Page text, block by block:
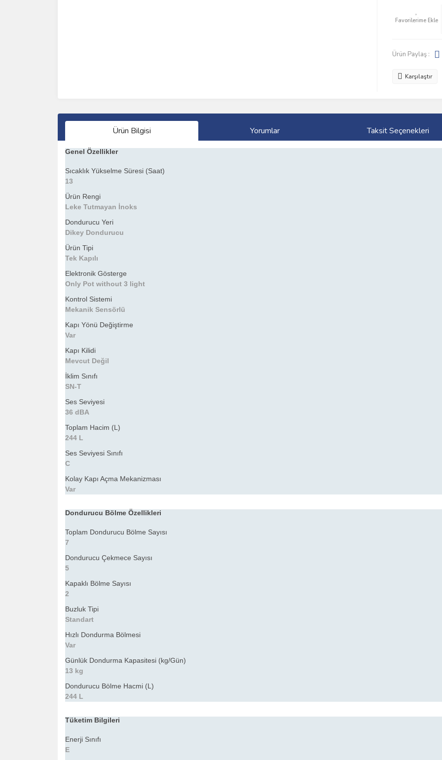
Ürün Paylaş :
Karşılaştır
Ürün Bilgisi Yorumlar Taksit Seçenekleri
Genel Özellikler
Sıcaklık Yükselme Süresi (Saat)
13
Ürün Rengi
Leke Tutmayan İnoks
Dondurucu Yeri
Dikey Dondurucu
Ürün Tipi
Tek Kapılı
Elektronik Gösterge
Only Pot without 3 light
Kontrol Sistemi
Mekanik Sensörlü
Kapı Yönü Değiştirme
Var
Kapı Kilidi
Mevcut Değil
İklim Sınıfı
SN-T
Ses Seviyesi
36 dBA
Toplam Hacim (L)
244 L
Ses Seviyesi Sınıfı
C
Kolay Kapı Açma Mekanizması
Var
Dondurucu Bölme Özellikleri
Toplam Dondurucu Bölme Sayısı
7
Dondurucu Çekmece Sayısı
5
Kapaklı Bölme Sayısı
2
Buzluk Tipi
Standart
Hızlı Dondurma Bölmesi
Var
Günlük Dondurma Kapasitesi (kg/Gün)
13 kg
Dondurucu Bölme Hacmi (L)
244 L
Tüketim Bilgileri
Enerji Sınıfı
E